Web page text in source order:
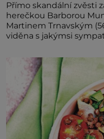
Přímo skandální zvěsti
herečkou Barborou
Martinem Trnavským
viděna s jakýmsi